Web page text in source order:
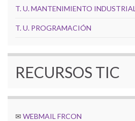
T. U. MANTENIMIENTO INDUSTRIAL
T. U. PROGRAMACIÓN
RECURSOS TIC
✉ WEBMAIL FRCON